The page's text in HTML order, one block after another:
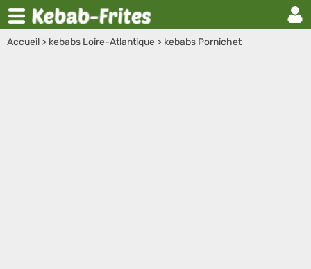
Accueil > kebabs Loire-Atlantique > kebabs Pornichet